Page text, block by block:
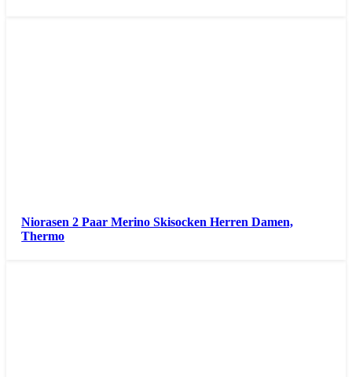
Niorasen 2 Paar Merino Skisocken Herren Damen,
Thermo